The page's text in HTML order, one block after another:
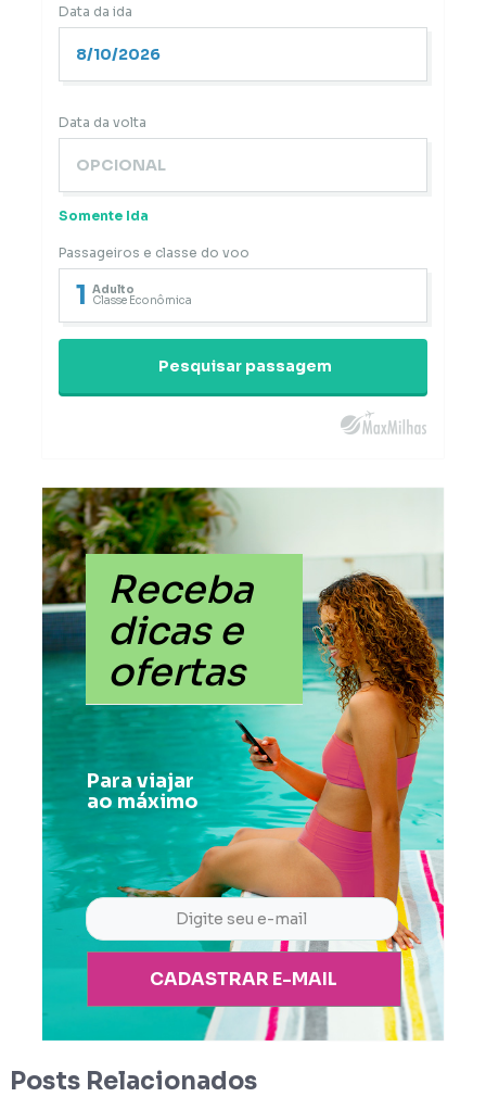
Data da ida
Data da volta
Somente Ida
Passageiros e classe do voo
1 Adulto
Classe Econômica
Pesquisar passagem
Receba
dicas e
ofertas
Para viajar
ao máximo
CADASTRAR E-MAIL
Posts Relacionados